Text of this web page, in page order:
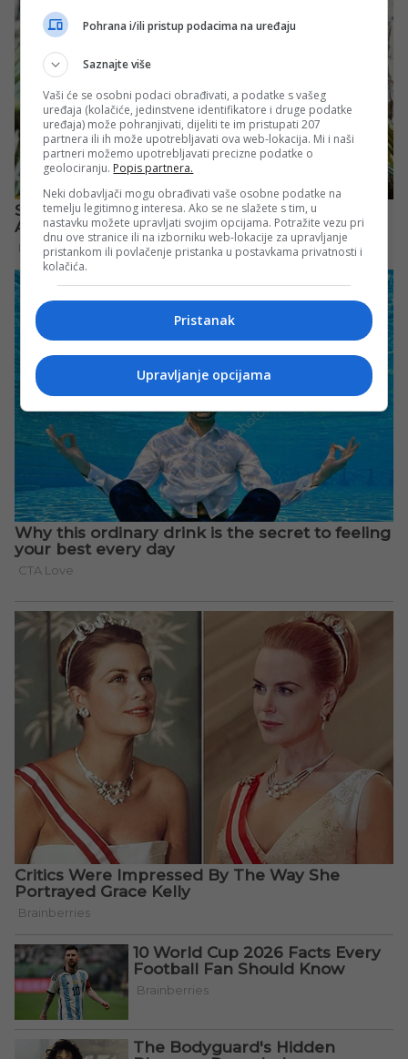
Pohrana i/ili pristup podacima na uređaju
Saznajte više
Vaši će se osobni podaci obrađivati, a podatke s vašeg
uređaja (kolačiće, jedinstvene identifikatore i druge podatke
uređaja) može pohranjivati, dijeliti te im pristupati 207
partnera ili ih može upotrebljavati ova web-lokacija. Mi i naši
partneri možemo upotrebljavati precizne podatke o
geolociranju. Popis partnera.
Neki dobavljači mogu obrađivati vaše osobne podatke na
temelju legitimnog interesa. Ako se ne slažete s tim, u
nastavku možete upravljati svojim opcijama. Potražite vezu pri
dnu ove stranice ili na izborniku web-lokacije za upravljanje
pristankom ili povlačenje pristanka u postavkama privatnosti i
kolačića.
Pristanak
Upravljanje opcijama